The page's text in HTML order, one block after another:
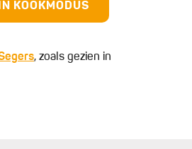
KOOKMODUS
, zoals gezien in